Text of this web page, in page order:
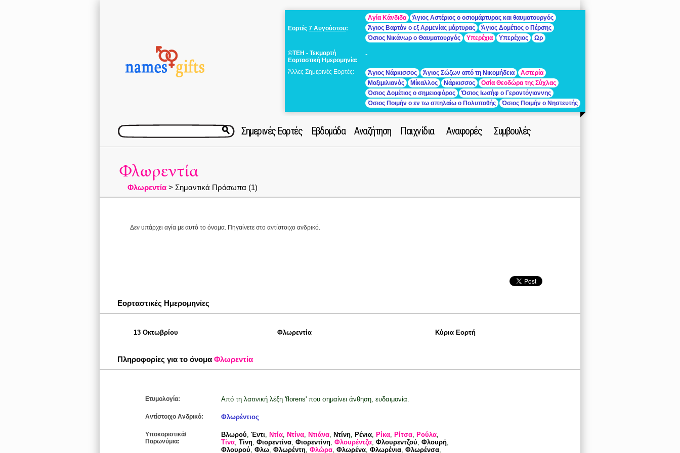
Εορτές 7 Αυγούστου:
Αγία Κάνδιδα
Άγιος Αστέριος ο οσιομάρτυρας και θαυματουργός
Άγιος Βαρτάν ο εξ Αρμενίας μάρτυρας
Άγιος Δομέτιος ο Πέρσης
Όσιος Νικάνωρ ο Θαυματουργός
Υπερέχια Υπερέχιος Ωρ
©ΤΕΗ - Τεκμαρτή
Εορταστική Ημερομηνία:
-
Άλλες Σημερινές Εορτές: Άγιος Νάρκισσος Άγιος Σώζων από τη Νικομήδεια
Αστερία
Μαξιμιλιανός
Μίκαλλος Νάρκισσος
Οσία Θεοδώρα της Σύχλας
Όσιος Δομέτιος ο σημειοφόρος
Όσιος Ιωσὴφ ο Γεροντόγιαννης
Όσιος Ποιμήν ο εν τω σπηλαίω ο Πολυπαθής
Όσιος Ποιμήν ο Νηστευτής
Σημερινές Εορτές Εβδομάδα Αναζήτηση Παιχνίδια Αναφορές Συμβουλές
Φλωρεντία
Φλωρεντία > Σημαντικά Πρόσωπα (1)
Δεν υπάρχει αγία με αυτό το όνομα. Πηγαίνετε στο αντίστοιχο ανδρικό.
Εορταστικές Ημερομηνίες
13 Οκτωβρίου Φλωρεντία Κύρια Εορτή
Πληροφορίες για το όνομα Φλωρεντία
Ετυμολογία: Από τη λατινική λέξη 'florens' που σημαίνει άνθηση, ευδαιμονία.
Αντίστοιχο Ανδρικό: Φλωρέντιος
Υποκοριστικά/
Παρωνύμια:
Βλωρού, Έντι, Ντία, Ντίνα, Ντιάνα, Ντίνη, Ρένια, Ρίκα, Ρίτσα, Ρούλα,
Τίνα, Τίνη, Φιορεντίνα, Φιορεντίνη, Φλουρέντζα, Φλουρεντζού, Φλουρή,
Φλουρού, Φλω, Φλωρέντη, Φλώρα, Φλωρένα, Φλωρένια, Φλωρένσα,